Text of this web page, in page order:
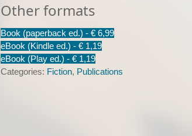
quantity
Other formats
Book (paperback ed.) - € 6,99
eBook (Kindle ed.) - € 1,19
eBook (Play ed.) - € 1,19
Categories: Fiction, Publications